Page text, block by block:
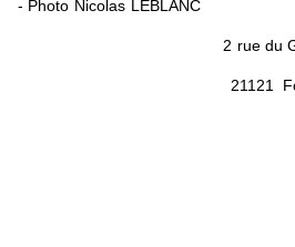
- Photo Nicolas LEBLANC
2 rue du Général
21121 Fontaine-